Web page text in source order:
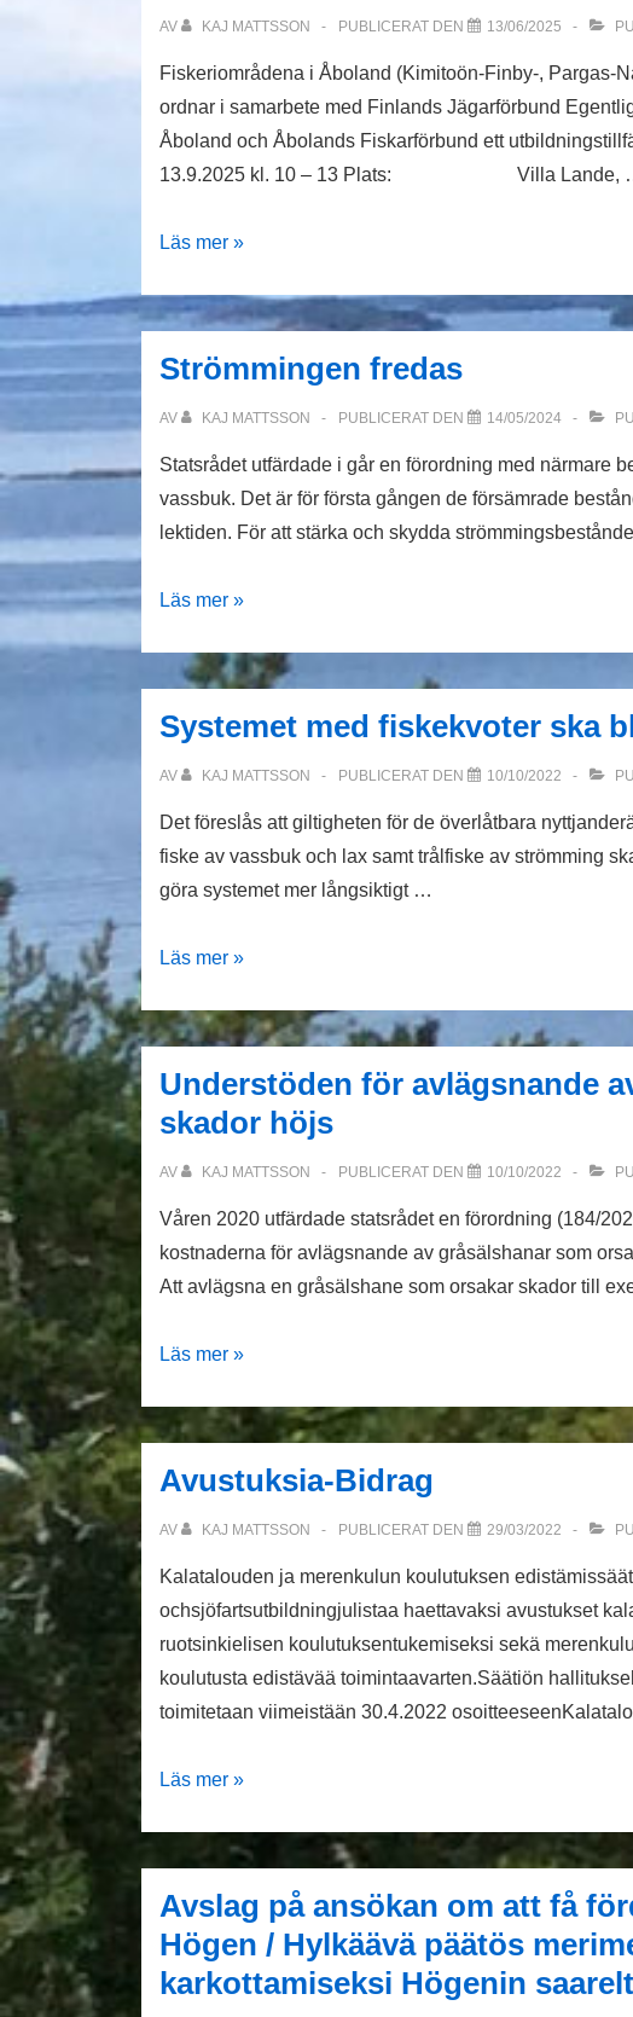
–
för
främjandet
av
fiskeri-
sjöfartsutbildning
AV KAJ MATTSSON PUBLICERAT DEN 13/06/2025
Fiskeriområdena i Åboland (Kimitoön-Finby-, Pargas-
ordnar i samarbete med Finlands Jägarförbund
Åboland och Åbolands Fiskarförbund ett
13.9.2025 kl. 10 – 13 Plats: Villa Lande,
Säljaktsutbildning
Läs mer »
Strömmingen fredas
AV KAJ MATTSSON PUBLICERAT DEN 14/05/2024
Statsrådet utfärdade i går en förordning med närmare
vassbuk. Det är för första gången de försämrade
lektiden. För att stärka och skydda
Strömmingen
Läs mer »
Systemet med fiskekvoter ska
AV KAJ MATTSSON PUBLICERAT DEN 10/10/2022
Det föreslås att giltigheten för de överlåtbara
fiske av vassbuk och lax samt trålfiske av strömming
göra systemet mer långsiktigt …
Systemet
fiskekvoter
bli
flexiblare
Läs mer »
Understöden för avlägsnande
skador höjs
AV KAJ MATTSSON PUBLICERAT DEN 10/10/2022
Våren 2020 utfärdade statsrådet en förordning (184/
kostnaderna för avlägsnande av gråsälshanar som
Att avlägsna en gråsälshane som orsakar skador till
Understöden
avlägsnande
gråsälshanar
som
skador
höjs
Läs mer »
Avustuksia-Bidrag
AV KAJ MATTSSON PUBLICERAT DEN 29/03/2022
Kalatalouden ja merenkulun koulutuksen
ochsjöfartsutbildningjulistaa haettavaksi avustukset
ruotsinkielisen koulutuksentukemiseksi sekä
koulutusta edistävää toimintaavarten.Säätiön
toimitetaan viimeistään 30.4.2022
Avustuksia-
Läs mer »
Avslag på ansökan om att få
Högen / Hylkäävä päätös
karkottamiseksi Högenin